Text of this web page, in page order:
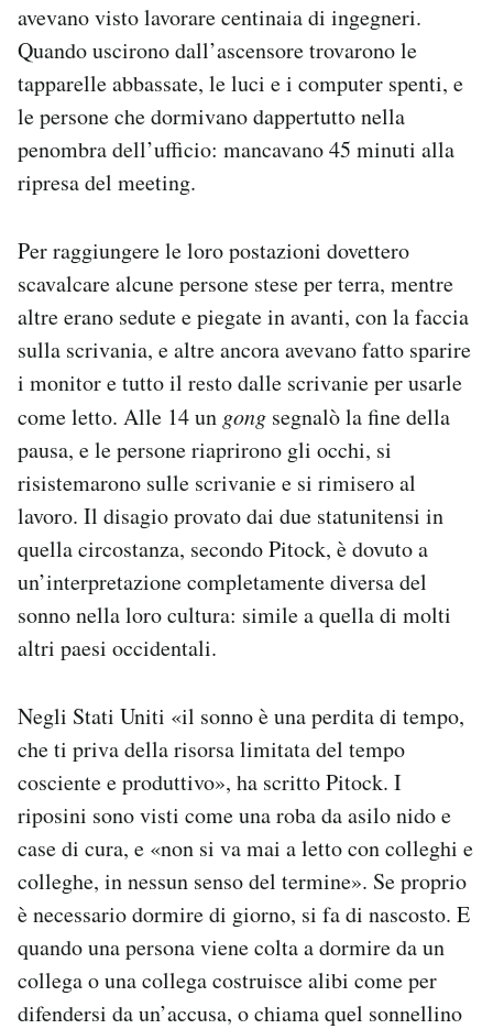
avevano visto lavorare centinaia di ingegneri.
Quando uscirono dall’ascensore trovarono le
tapparelle abbassate, le luci e i computer spenti, e
le persone che dormivano dappertutto nella
penombra dell’ufficio: mancavano 45 minuti alla
ripresa del meeting.
Per raggiungere le loro postazioni dovettero
scavalcare alcune persone stese per terra, mentre
altre erano sedute e piegate in avanti, con la faccia
sulla scrivania, e altre ancora avevano fatto sparire
i monitor e tutto il resto dalle scrivanie per usarle
come letto. Alle 14 un gong segnalò la fine della
pausa, e le persone riaprirono gli occhi, si
risistemarono sulle scrivanie e si rimisero al
lavoro. Il disagio provato dai due statunitensi in
quella circostanza, secondo Pitock, è dovuto a
un’interpretazione completamente diversa del
sonno nella loro cultura: simile a quella di molti
altri paesi occidentali.
Negli Stati Uniti «il sonno è una perdita di tempo,
che ti priva della risorsa limitata del tempo
cosciente e produttivo», ha scritto Pitock. I
riposini sono visti come una roba da asilo nido e
case di cura, e «non si va mai a letto con colleghi e
colleghe, in nessun senso del termine». Se proprio
è necessario dormire di giorno, si fa di nascosto. E
quando una persona viene colta a dormire da un
collega o una collega costruisce alibi come per
difendersi da un’accusa, o chiama quel sonnellino